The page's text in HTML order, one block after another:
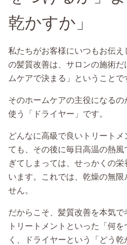
乾かすか」
私たちがお客様にいつもお伝
の髪質改善は、サロンの施術
ムケアで決まる」ということで
そのホームケアの主役になる
使う「ドライヤー」です。
どんなに高級で良いトリート
ても、その後に毎日高温の熱
ぎてしまっては、せっかくの
います。これでは、乾燥の無限
せん。
だからこそ、髪質改善を本気
トリートメントといった「何
く、ドライヤーという「どう